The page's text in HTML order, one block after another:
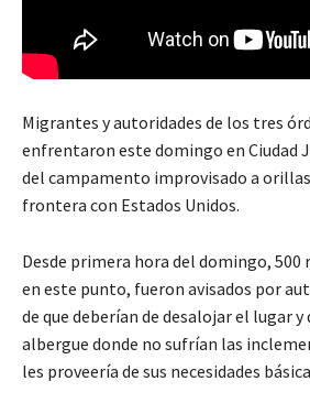
Migrantes y autoridades de los tres
enfrentaron este domingo en Ciudad
del campamento improvisado a
frontera con Estados Unidos.
Desde primera hora del domingo, 500
en este punto, fueron avisados por
de que deberían de desalojar el lugar
albergue donde no sufrían las
les proveería de sus necesidades